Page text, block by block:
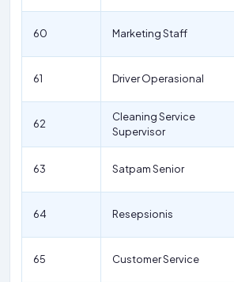
60 Marketing Staff
61 Driver Operasional
62
Cleaning Service
Supervisor
63 Satpam Senior
64 Resepsionis
65 Customer Service